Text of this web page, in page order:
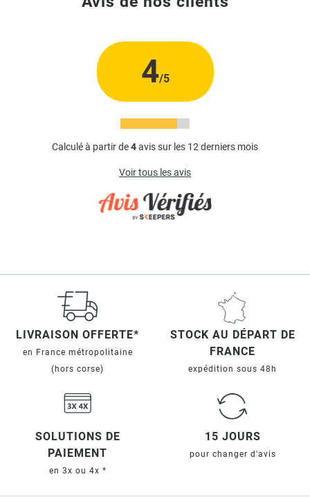
4/5
Calculé à partir de4avis sur les 12 derniers mois
Voir tous les avis
LIVRAISON OFFERTE*
en France métropolitaine
(hors corse)
STOCK AU DÉPART DE
FRANCE
expédition sous 48h
SOLUTIONS DE
PAIEMENT
en 3x ou 4x *
15 JOURS
pour changer d'avis